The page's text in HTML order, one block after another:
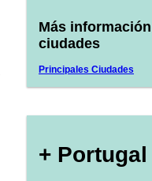
Más
ciudades
Principales Ciudades
+ Portugal